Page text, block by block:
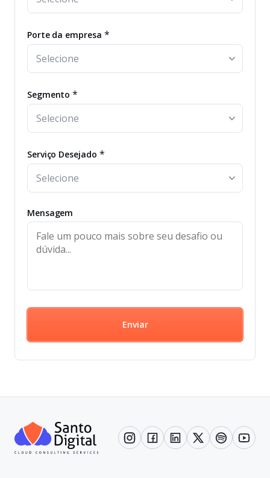
Porte da empresa *
Segmento*
Serviço Desejado *
Mensagem
Enviar